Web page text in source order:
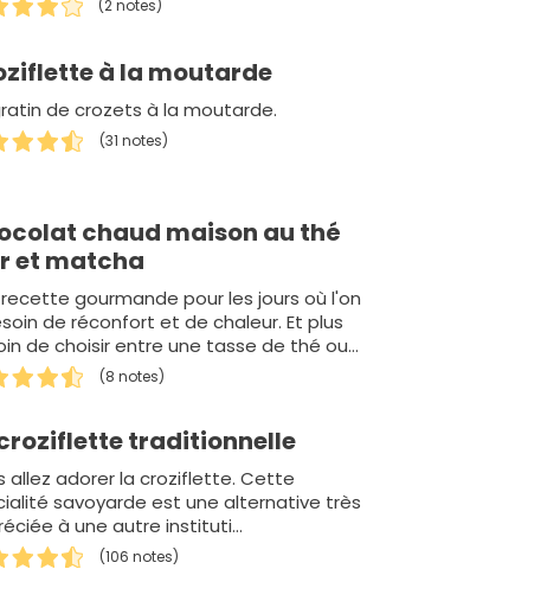
(2 notes)
à la moutarde
de crozets à la moutarde.
(31 notes)
chaud maison au thé
et matcha
gourmande pour les jours où l'on
de réconfort et de chaleur. Et plus
de choisir entre une tasse de thé ou
chaud : offrez les…
(8 notes)
traditionnelle
allez adorer la croziflette. Cette
savoyarde est une alternative très
à une autre instituti…
(106 notes)